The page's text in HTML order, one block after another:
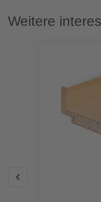
Weitere